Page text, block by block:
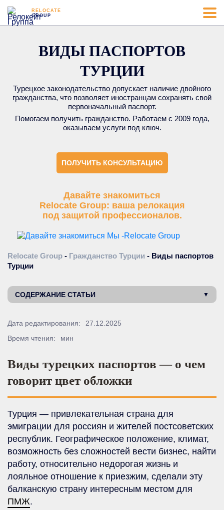
RELOCATE
GROUP
ВИДЫ ПАСПОРТОВ
ТУРЦИИ
Турецкое законодательство допускает наличие двойного
гражданства, что позволяет иностранцам сохранять свой
первоначальный паспорт.
Помогаем получить гражданство. Работаем с 2009 года,
оказываем услуги под ключ.
ПОЛУЧИТЬ КОНСУЛЬТАЦИЮ
Давайте знакомиться
Relocate Group: ваша релокация
под защитой профессионалов.
Relocate Group - Гражданство Турции - Виды паспортов
Турции
СОДЕРЖАНИЕ СТАТЬИ
Дата редактирования:
27.12.2025
Время чтения:
мин
Виды турецких паспортов — о чем
говорит цвет обложки
Турция — привлекательная страна для
эмиграции для россиян и жителей постсоветских
республик. Географическое положение, климат,
возможность без сложностей вести бизнес, найти
работу, относительно недорогая жизнь и
лояльное отношение к приезжим, сделали эту
балканскую страну интересным местом для
ПМЖ.